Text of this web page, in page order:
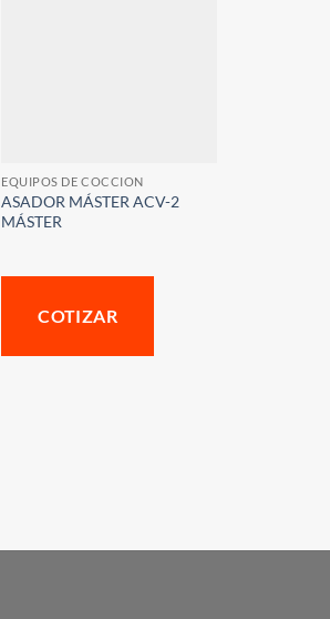
EQUIPOS DE COCCION
ASADOR MÁSTER ACV-2
MÁSTER
COTIZAR